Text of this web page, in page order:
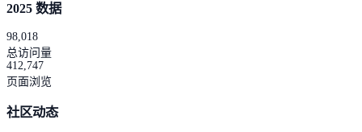
2025 数据
98,018
总访问量
412,747
页面浏览
社区动态